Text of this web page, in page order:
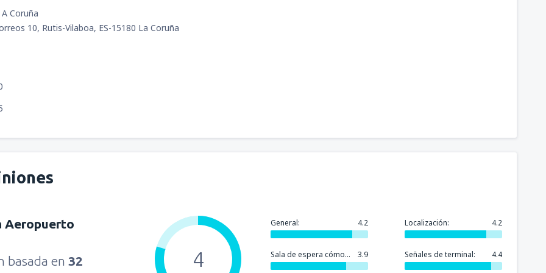
Coruña
10, Rutis-Vilaboa, ES-15180 La Coruña
Aeropuerto
basada en 32
General: 4.2 Localización: 4.2
Sala de espera cómoda: 3.9 Señales de terminal: 4.4
4